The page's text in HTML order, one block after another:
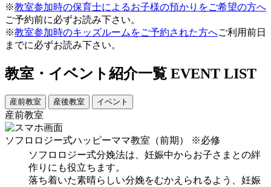
※教室参加時の保育士によるお子様の預かりをご希望の方へ
ご予約前に必ずお読み下さい。
※教室参加時のキッズルームをご予約された方へご利用前日
までに必ずお読み下さい。
教室・イベント紹介一覧 EVENT LIST
産前教室 産後教室 イベント
産前教室
ソフロロジー式ハッピーママ教室（前期） ※必修
ソフロロジー式分娩法は、妊娠中からお子さまとの絆
作りにも役立ちます。
落ち着いた素晴らしい分娩をむかえられるよう、妊娠